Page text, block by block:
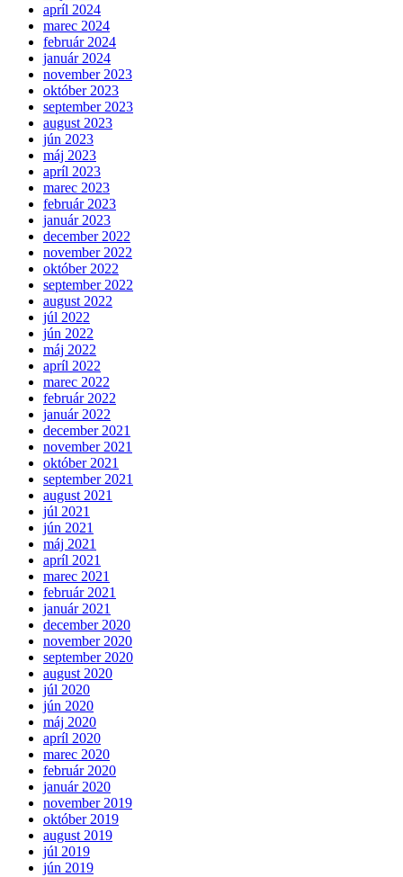
apríl 2024
marec 2024
február 2024
január 2024
november 2023
október 2023
september 2023
august 2023
jún 2023
máj 2023
apríl 2023
marec 2023
február 2023
január 2023
december 2022
november 2022
október 2022
september 2022
august 2022
júl 2022
jún 2022
máj 2022
apríl 2022
marec 2022
február 2022
január 2022
december 2021
november 2021
október 2021
september 2021
august 2021
júl 2021
jún 2021
máj 2021
apríl 2021
marec 2021
február 2021
január 2021
december 2020
november 2020
september 2020
august 2020
júl 2020
jún 2020
máj 2020
apríl 2020
marec 2020
február 2020
január 2020
november 2019
október 2019
august 2019
júl 2019
jún 2019